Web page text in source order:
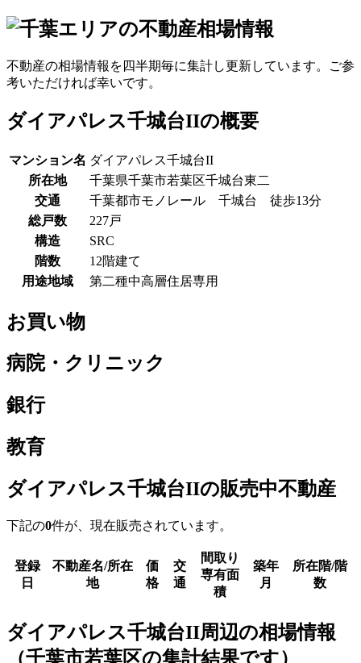
不動産の相場情報を四半期毎に集計し更新しています。ご参
考いただければ幸いです。
ダイアパレス千城台IIの概要
マンション名 ダイアパレス千城台II
所在地
千葉県千葉市若葉区千城台東二
交通
千葉都市モノレール 千城台 徒歩13分
総戸数
227戸
構造
SRC
階数
12階建て
用途地域
第二種中高層住居専用
お買い物
病院・クリニック
銀行
教育
ダイアパレス千城台IIの販売中不動産
下記の0件が、現在販売されています。
登録
日
不動産名/所在
地
価
格
交
通
間取り
専有面
積
築年
月
所在階/階
数
ダイアパレス千城台II周辺の相場情報
（千葉市若葉区の集計結果です）